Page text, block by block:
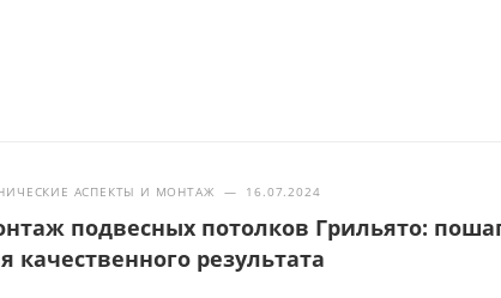
АСПЕКТЫ И МОНТАЖ — 16.07.2024
подвесных потолков Грильято:
качественного результата